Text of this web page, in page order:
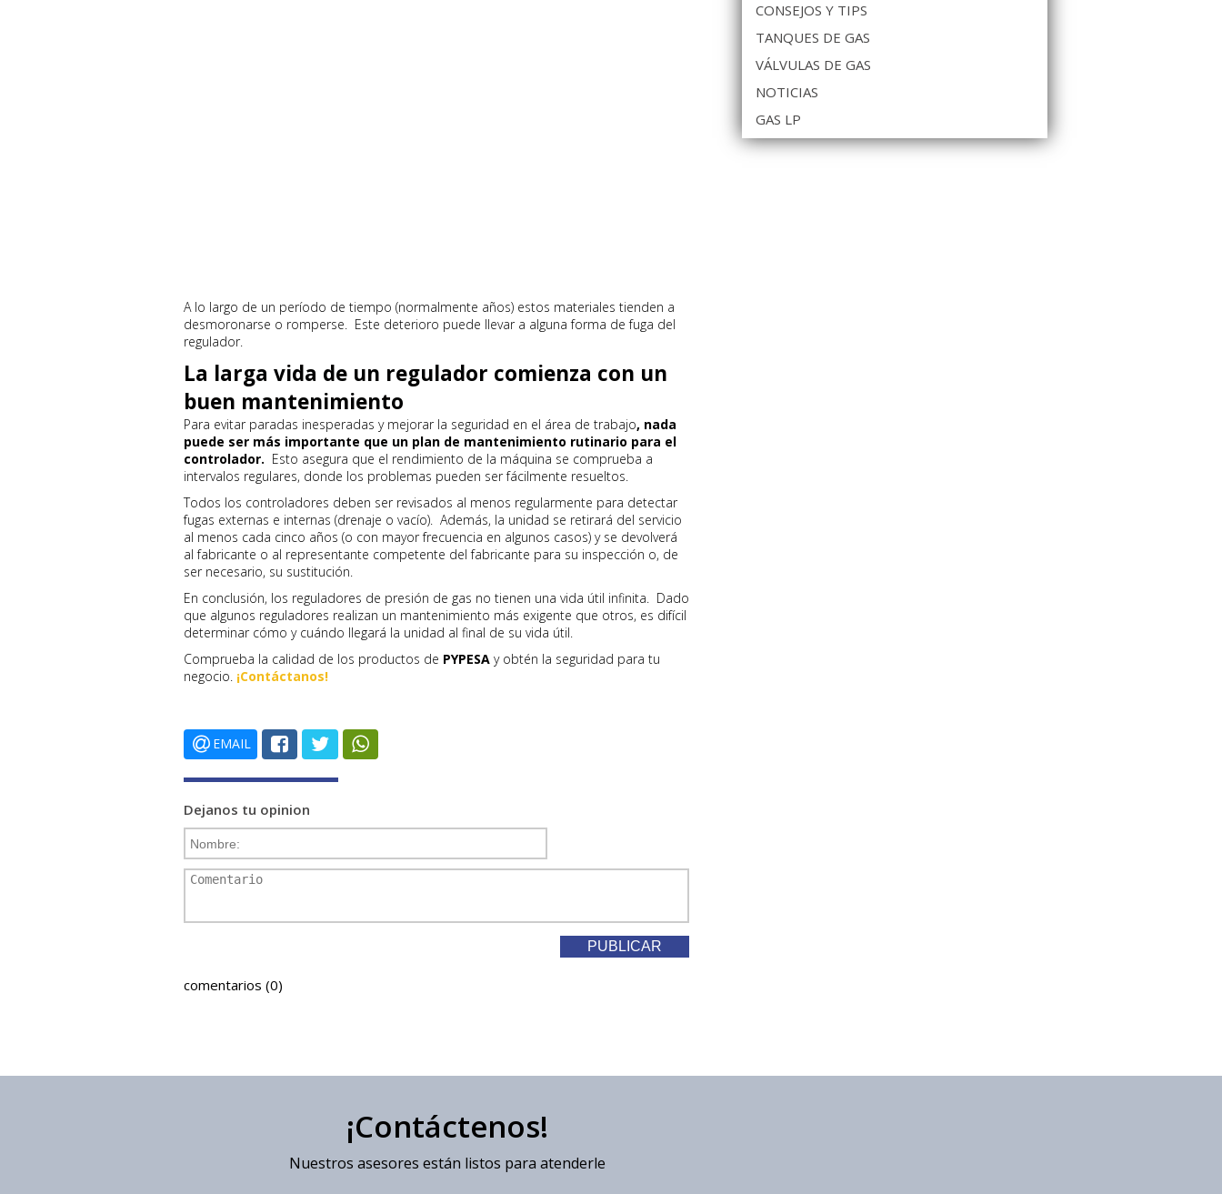
A lo largo de un período de tiempo (normalmente años) estos materiales tienden a
desmoronarse o romperse. Este deterioro puede llevar a alguna forma de fuga del
regulador.
La larga vida de un regulador comienza con un
buen mantenimiento
Para evitar paradas inesperadas y mejorar la seguridad en el área de trabajo, nada
puede ser más importante que un plan de mantenimiento rutinario para el
controlador. Esto asegura que el rendimiento de la máquina se comprueba a
intervalos regulares, donde los problemas pueden ser fácilmente resueltos.
Todos los controladores deben ser revisados al menos regularmente para detectar
fugas externas e internas (drenaje o vacío). Además, la unidad se retirará del servicio
al menos cada cinco años (o con mayor frecuencia en algunos casos) y se devolverá
al fabricante o al representante competente del fabricante para su inspección o, de
ser necesario, su sustitución.
En conclusión, los reguladores de presión de gas no tienen una vida útil infinita. Dado
que algunos reguladores realizan un mantenimiento más exigente que otros, es difícil
determinar cómo y cuándo llegará la unidad al final de su vida útil.
Comprueba la calidad de los productos de PYPESA y obtén la seguridad para tu
negocio. ¡Contáctanos!
EMAIL
Dejanos tu opinion
comentarios (0)
CONSEJOS Y TIPS
TANQUES DE GAS
VÁLVULAS DE GAS
NOTICIAS
GAS LP
¡Contáctenos!
Nuestros asesores están listos para atenderle